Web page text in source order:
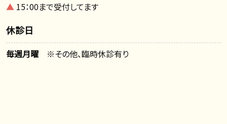
▲ 15：00まで受付してます
休診日
毎週月曜 ※その他、臨時休診有り